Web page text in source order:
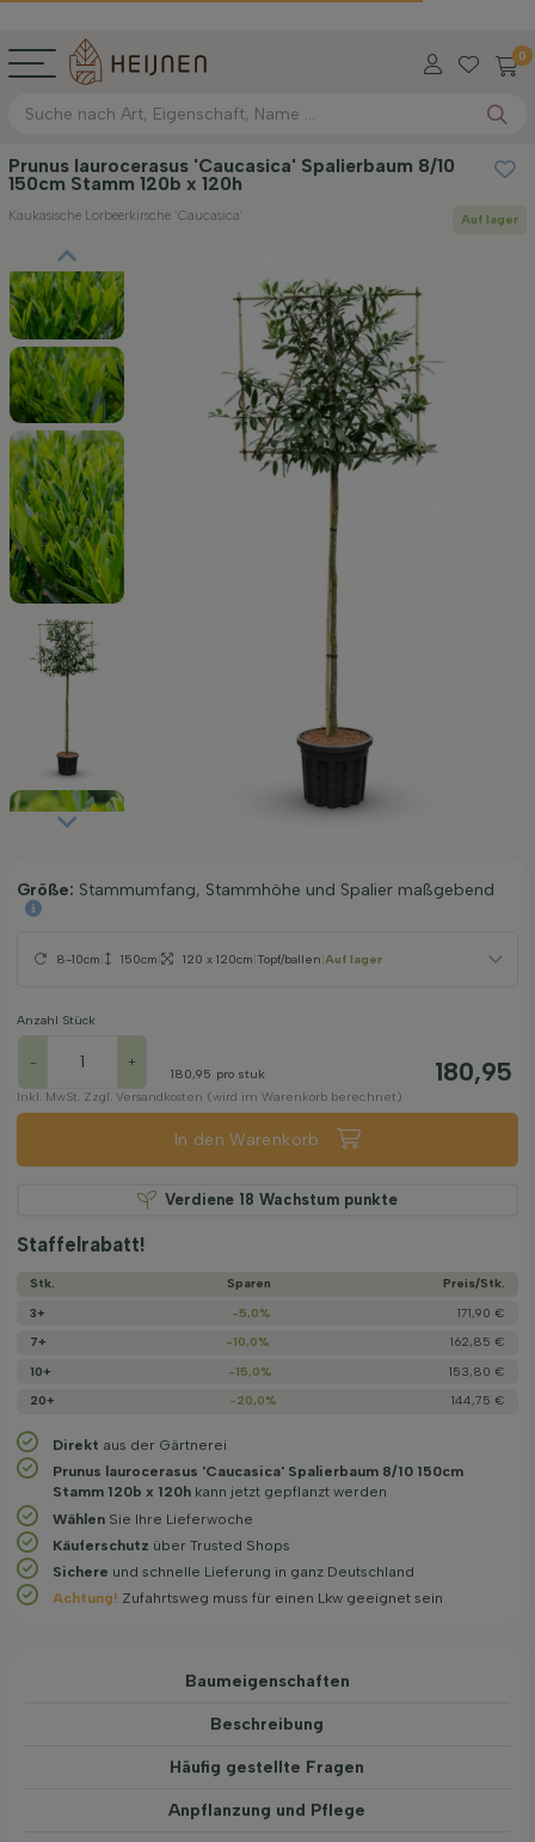
0
Prunus laurocerasus 'Caucasica' Spalierbaum 8/10
150cm Stamm 120b x 120h
Kaukasische Lorbeerkirsche ‘Caucasica’ Auf lager
Größe: Stammumfang, Stammhöhe und Spalier maßgebend
8-10cm 150cm 120 x 120cm Topf/ballen Auf lager
Anzahl Stück
- +
180,95 pro stuk 180,95
Inkl. MwSt. Zzgl. Versandkosten (wird im Warenkorb berechnet)
In den Warenkorb
Verdiene 18 Wachstum punkte
Staffelrabatt!
Stk. Sparen
Preis/­Stk.
3+
-5,0%
171,90 €
7+
-10,0%
162,85 €
10+
-15,0%
153,80 €
20+
-20,0% 144,75 €
Direkt aus der Gärtnerei
Prunus laurocerasus 'Caucasica' Spalierbaum 8/10 150cm
Stamm 120b x 120h kann jetzt gepflanzt werden
Wählen Sie Ihre Lieferwoche
Käuferschutz über Trusted Shops
Sichere und schnelle Lieferung in ganz Deutschland
Achtung! Zufahrtsweg muss für einen Lkw geeignet sein
Baum­eigen­schaften
Beschreibung
Häufig gestellte Fragen
Anpflanzung und Pflege